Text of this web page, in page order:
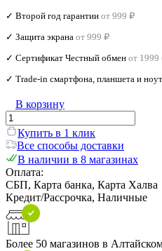
✓ Второй год гарантии от 999 ₽
✓ Защита экрана от 999 ₽
✓ Сертификат Честный обмен от 1999
✓ Trade‑in смартфона, планшета и
В корзину
Купить в 1 клик
Все способы доставки
В наличии в 8 магазинах
Оплата:
СБП, Карта банка, Карта Халва
Кредит/Рассрочка, Наличные
Более 50 магазинов в